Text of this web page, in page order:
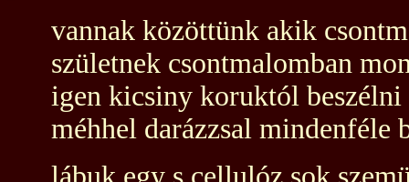
vannak közöttünk akik
születnek csontmalomban
igen kicsiny koruktól beszélni
méhhel darázzsal mindenféle